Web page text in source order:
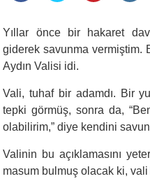
Yıllar önce bir hakaret
giderek savunma vermiştim.
Aydın Valisi idi.
Vali, tuhaf bir adamdı. Bir
tepki görmüş, sonra da,
olabilirim,” diye kendini
Valinin bu açıklamasını
masum bulmuş olacak ki, vali